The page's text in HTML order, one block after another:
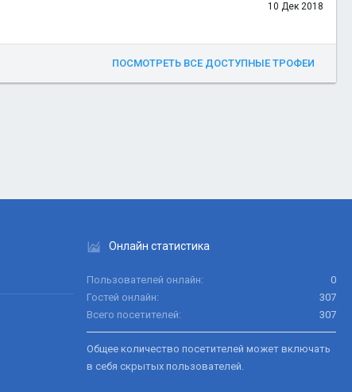
10 Дек 2018
ПОСМОТРЕТЬ ВСЕ ДОСТУПНЫЕ ТРОФЕИ
Онлайн статистика
Пользователей онлайн
0
Гостей онлайн
307
Всего посетителей
307
Общее количество посетителей может включать
в себя скрытых пользователей.